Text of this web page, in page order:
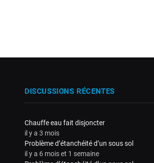
DISCUSSIONS RÉCENTES
Chauffe eau fait disjoncter
il y a 3 mois
Problème d’étanchéité d’un sous sol
il y a 6 mois et 1 semaine